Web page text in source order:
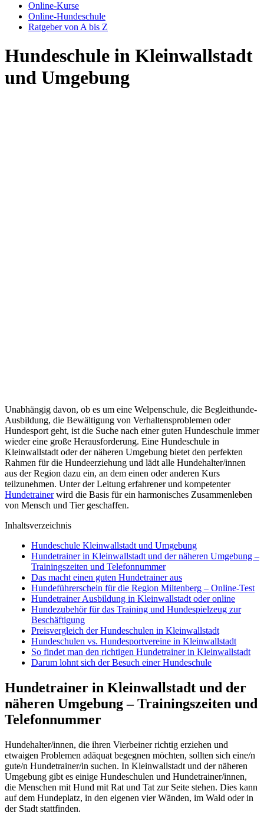
Online-Kurse
Online-Hundeschule
Ratgeber von A bis Z
Hundeschule in Kleinwallstadt
und Umgebung
Unabhängig davon, ob es um eine Welpenschule, die Begleithunde-
Ausbildung, die Bewältigung von Verhaltensproblemen oder
Hundesport geht, ist die Suche nach einer guten Hundeschule immer
wieder eine große Herausforderung. Eine Hundeschule in
Kleinwallstadt oder der näheren Umgebung bietet den perfekten
Rahmen für die Hundeerziehung und lädt alle Hundehalter/innen
aus der Region dazu ein, an dem einen oder anderen Kurs
teilzunehmen. Unter der Leitung erfahrener und kompetenter
Hundetrainerwird die Basis für ein harmonisches Zusammenleben
von Mensch und Tier geschaffen.
Inhaltsverzeichnis
Hundeschule Kleinwallstadt und Umgebung
Hundetrainer in Kleinwallstadt und der näheren Umgebung –
Trainingszeiten und Telefonnummer
Das macht einen guten Hundetrainer aus
Hundeführerschein für die Region Miltenberg – Online-Test
Hundetrainer Ausbildung in Kleinwallstadt oder online
Hundezubehör für das Training und Hundespielzeug zur
Beschäftigung
Preisvergleich der Hundeschulen in Kleinwallstadt
Hundeschulen vs. Hundesportvereine in Kleinwallstadt
So findet man den richtigen Hundetrainer in Kleinwallstadt
Darum lohnt sich der Besuch einer Hundeschule
Hundetrainer in Kleinwallstadt und der
näheren Umgebung – Trainingszeiten und
Telefonnummer
Hundehalter/innen, die ihren Vierbeiner richtig erziehen und
etwaigen Problemen adäquat begegnen möchten, sollten sich eine/n
gute/n Hundetrainer/in suchen. In Kleinwallstadt und der näheren
Umgebung gibt es einige Hundeschulen und Hundetrainer/innen,
die Menschen mit Hund mit Rat und Tat zur Seite stehen. Dies kann
auf dem Hundeplatz, in den eigenen vier Wänden, im Wald oder in
der Stadt stattfinden.